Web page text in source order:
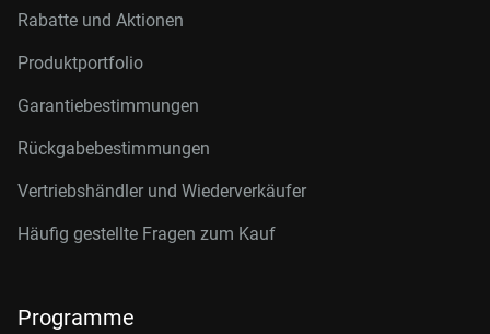
Rabatte und Aktionen
Produktportfolio
Garantiebestimmungen
Rückgabebestimmungen
Vertriebshändler und Wiederverkäufer
Häufig gestellte Fragen zum Kauf
Programme